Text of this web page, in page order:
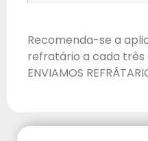
Recomenda-se a
refratário a cada três
ENVIAMOS